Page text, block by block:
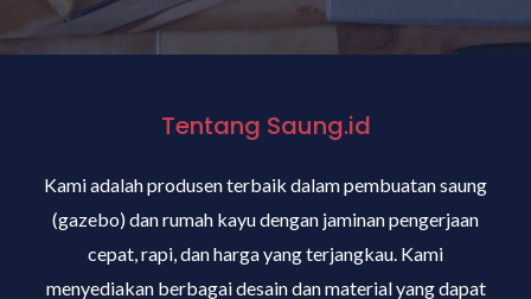
Tentang Saung.id
Kami adalah produsen terbaik dalam pembuatan saung
(gazebo) dan rumah kayu dengan jaminan pengerjaan
cepat, rapi, dan harga yang terjangkau. Kami
menyediakan berbagai desain dan material yang dapat